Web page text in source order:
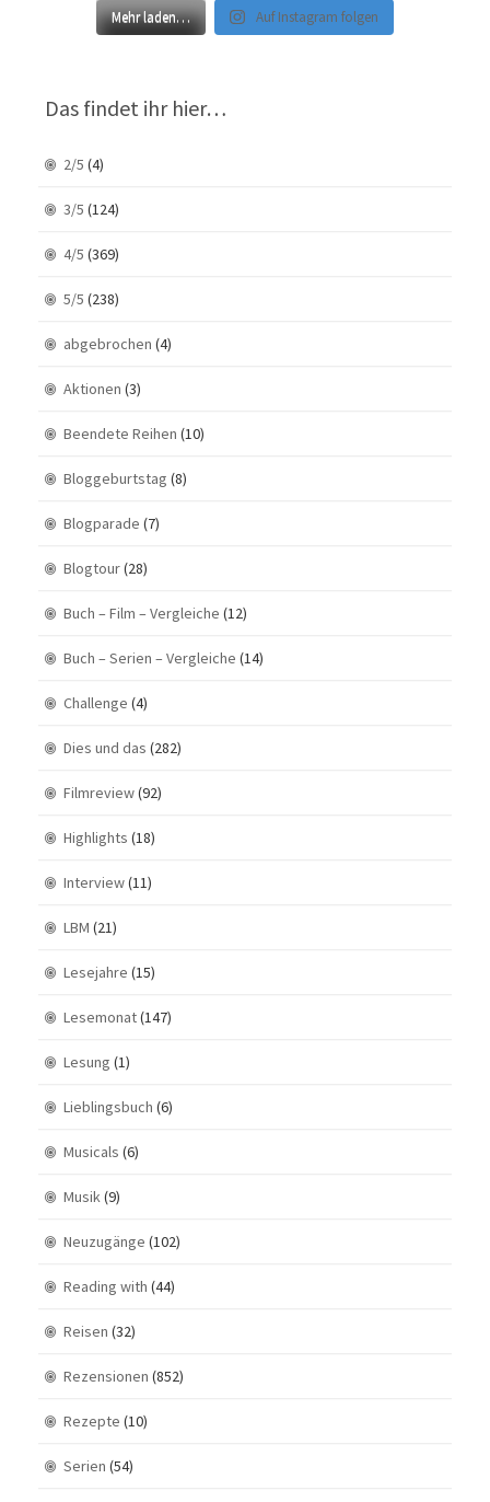
Mehr laden… Auf Instagram folgen
Das findet ihr hier…
2/5 (4)
3/5 (124)
4/5 (369)
5/5 (238)
abgebrochen (4)
Aktionen (3)
Beendete Reihen (10)
Bloggeburtstag (8)
Blogparade (7)
Blogtour(28)
Buch – Film – Vergleiche (12)
Buch – Serien – Vergleiche (14)
Challenge (4)
Dies und das (282)
Filmreview(92)
Highlights (18)
Interview(11)
LBM (21)
Lesejahre (15)
Lesemonat(147)
Lesung (1)
Lieblingsbuch (6)
Musicals (6)
Musik(9)
Neuzugänge (102)
Reading with (44)
Reisen (32)
Rezensionen (852)
Rezepte (10)
Serien (54)